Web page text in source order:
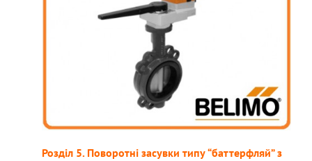
Розділ 5. Поворотні засувки типу “баттерфляй” з